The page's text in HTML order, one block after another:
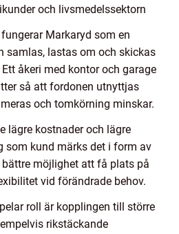
och livsmedelssektorn
Markaryd som en
samlas, lastas om och skickas
åkeri med kontor och garage
så att fordonen utnyttjas
och tomkörning minskar.
lägre kostnader och lägre
som kund märks det i form av
möjlighet att få plats på
vid förändrade behov.
roll är kopplingen till större
rikstäckande